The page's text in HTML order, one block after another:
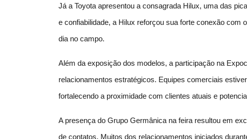
Já a Toyota apresentou a consagrada Hilux, uma das
e confiabilidade, a Hilux reforçou sua forte conexão com
dia no campo.
Além da exposição dos modelos, a participação na
relacionamentos estratégicos. Equipes comerciais
fortalecendo a proximidade com clientes atuais e
A presença do Grupo Germânica na feira resultou em
de contatos. Muitos dos relacionamentos iniciados